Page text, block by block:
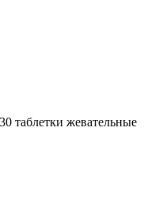
таблетки жевательные